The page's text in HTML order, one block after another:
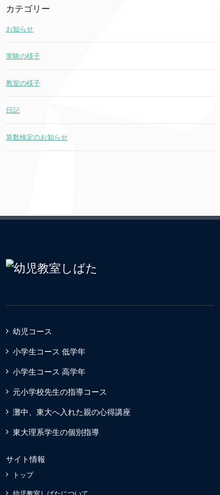
カテゴリー
お知らせ
実験の様子
教室の様子
日記
算数検定のお知らせ
幼児コース
小学生コース 低学年
小学生コース 高学年
元小学校先生の指導コース
灘中、東大へ入れた親の心得講座
東大理系学生の個別指導
サイト情報
トップ
幼児教室しばたについて